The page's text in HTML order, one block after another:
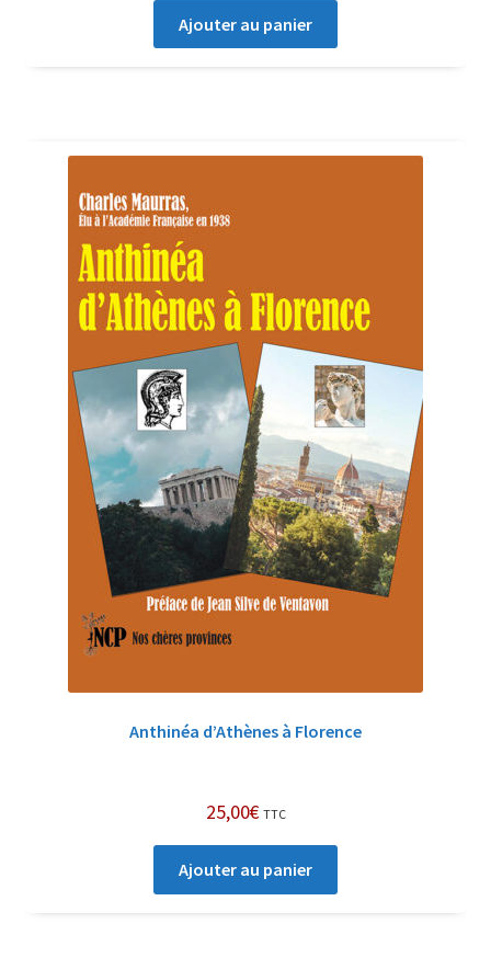
Ajouter au panier
Anthinéa d’Athènes à Florence
25,00€ TTC
Ajouter au panier